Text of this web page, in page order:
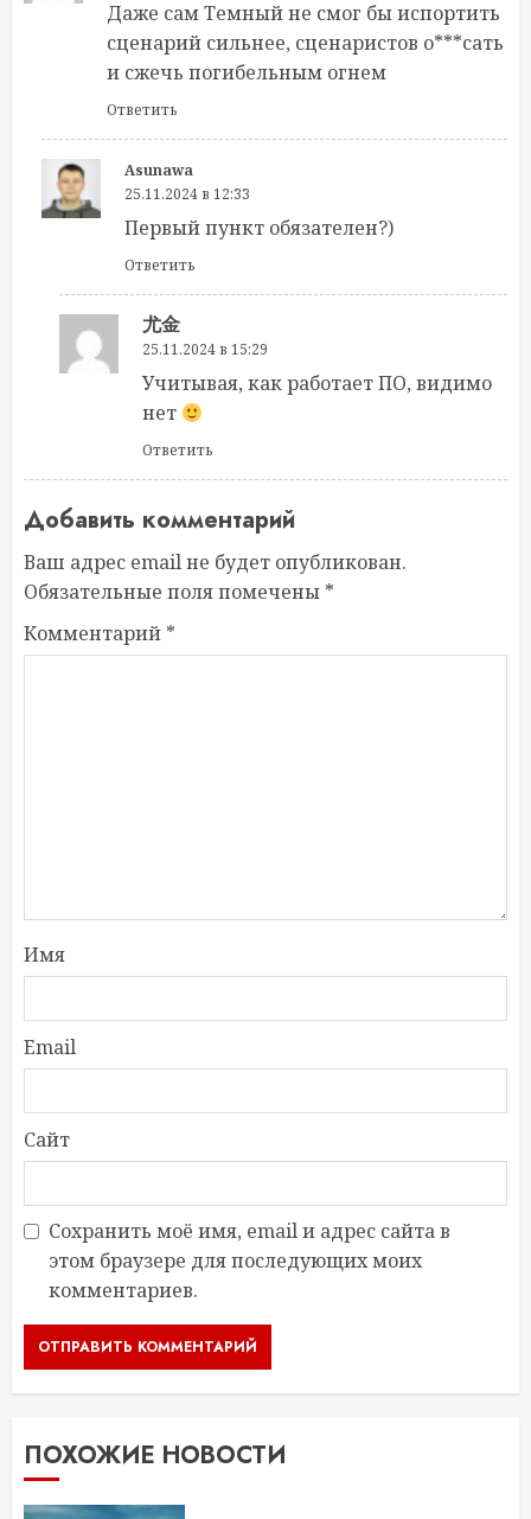
Даже сам Темный не смог бы испортить
сценарий сильнее, сценаристов о***сать
и сжечь погибельным огнем
Ответить
Asunawa
25.11.2024 в 12:33
Первый пункт обязателен?)
Ответить
尤金
25.11.2024 в 15:29
Учитывая, как работает ПО, видимо
нет
Ответить
Добавить комментарий
Ваш адрес email не будет опубликован.
Обязательные поля помечены *
Комментарий *
Имя
Email
Сайт
Сохранить моё имя, email и адрес сайта в
этом браузере для последующих моих
комментариев.
ПОХОЖИЕ НОВОСТИ